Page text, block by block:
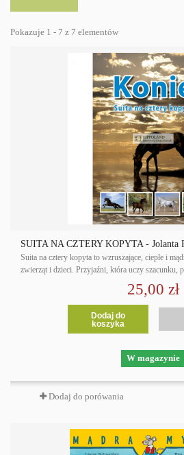
Pokazuje 1 - 7 z 7 elementów
SUITA NA CZTERY KOPYTA - Jolanta
Suita na cztery kopyta to wzruszające, ciepłe i
zwierząt i dzieci. Przyjaźni, która uczy szacunku,
25,00 zł
Dodaj do
koszyka
W magazynie
Dodaj do porówania